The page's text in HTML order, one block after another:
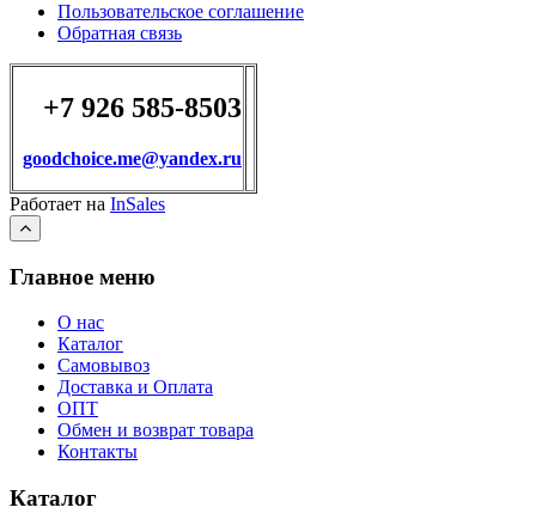
Пользовательское соглашение
Обратная связь
+7 926 585-8503
goodchoice.me@yandex.ru
Работает на InSales
Главное меню
О нас
Каталог
Самовывоз
Доставка и Оплата
ОПТ
Обмен и возврат товара
Контакты
Каталог